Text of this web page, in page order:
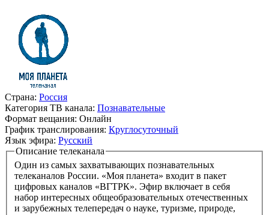
Страна: Россия
Категория ТВ канала: Познавательные
Формат вещания: Онлайн
График транслирования: Круглосуточный
Язык эфира: Русский
Описание телеканала
Один из самых захватывающих познавательных
телеканалов России. «Моя планета» входит в пакет
цифровых каналов «ВГТРК». Эфир включает в себя
набор интересных общеобразовательных отечественных
и зарубежных телепередач о науке, туризме, природе,